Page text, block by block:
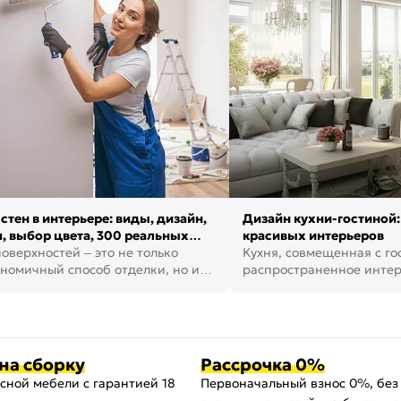
в интерьере: виды, дизайн,
выбор цвета, 300 реальных
– это не только
способ отделки, но и
Дизайн кухни-
красивых интерьеров
Кухня, совмещенная с
распространенное
сборку
мебели с гарантией 18
Рассрочка 0%
Первоначальный взнос 0%,